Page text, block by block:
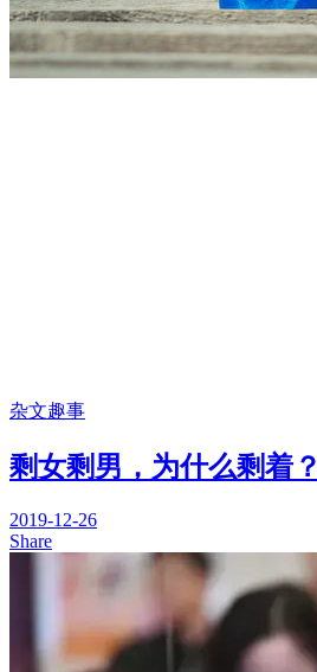
杂文趣事
剩女剩男，为什么剩着？
2019-12-26
Share